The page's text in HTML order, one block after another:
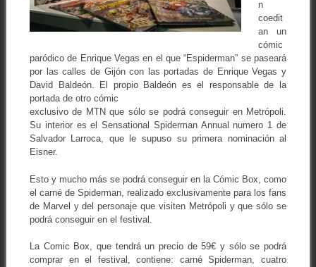
n
coedit
an un
cómic
paródico de Enrique Vegas en el que “Espiderman” se paseará
por las calles de Gijón con las portadas de Enrique Vegas y
David Baldeón. El propio Baldeón es el responsable de la
portada de otro cómic
exclusivo de MTN que sólo se podrá conseguir en Metrópoli.
Su interior es el Sensational Spiderman Annual numero 1 de
Salvador Larroca, que le supuso su primera nominación al
Eisner.
Esto y mucho más se podrá conseguir en la Cómic Box, como
el carné de Spiderman, realizado exclusivamente para los fans
de Marvel y del personaje que visiten Metrópoli y que sólo se
podrá conseguir en el festival.
La Comic Box, que tendrá un precio de 59€ y sólo se podrá
comprar en el festival, contiene: carné Spiderman, cuatro